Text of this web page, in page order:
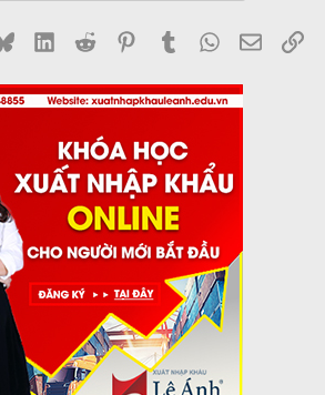
BlueskyLinkedInReddit PinterestTumblrWhatsApp
Email